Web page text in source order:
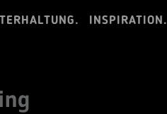
INSPIRATION.